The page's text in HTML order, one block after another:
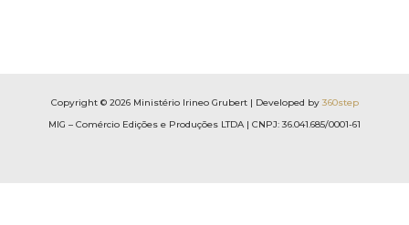
Copyright © 2026 Ministério Irineo Grubert | Developed by 360step
MIG – Comércio Edições e Produções LTDA | CNPJ: 36.041.685/0001-61